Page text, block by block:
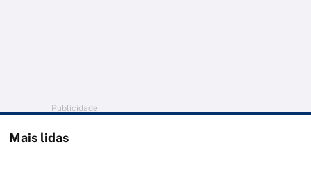
Publicidade
Mais lidas